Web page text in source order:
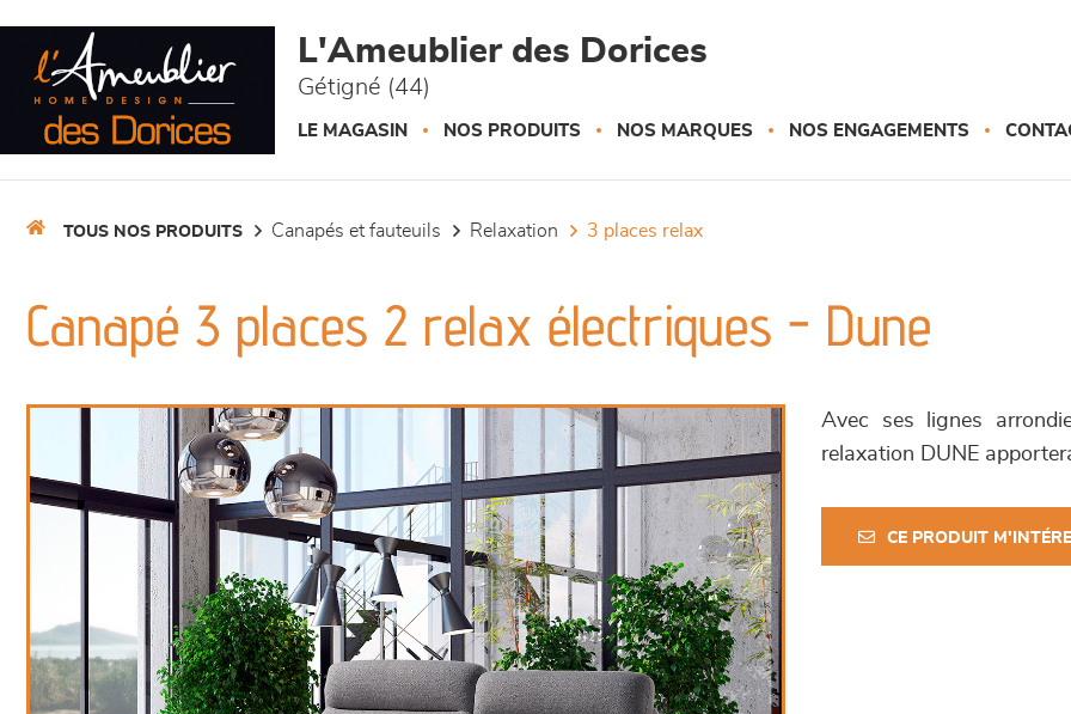
L'Ameublier des Dorices
Gétigné (44)
LE MAGASIN NOS PRODUITS NOS MARQUES NOS ENGAGEMENTS
TOUS NOS PRODUITS canapés et fauteuils relaxation 3 places relax
Canapé 3 places 2 relax électriques - Dune
Avec ses lignes
relaxation DUNE
CE PRODUIT